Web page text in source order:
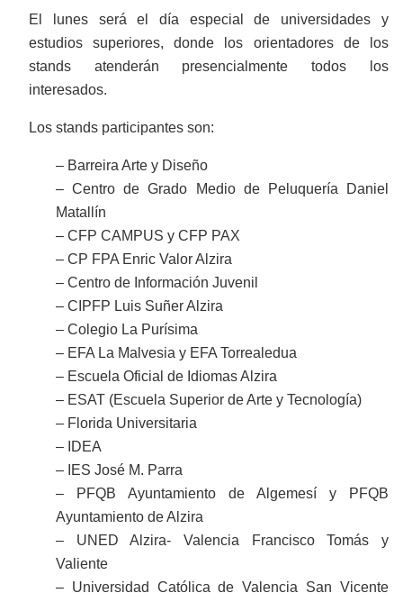
El lunes será el día especial de universidades y
estudios superiores, donde los orientadores de los
stands atenderán presencialmente todos los
interesados.
Los stands participantes son:
– Barreira Arte y Diseño
– Centro de Grado Medio de Peluquería Daniel
Matallín
– CFP CAMPUS y CFP PAX
– CP FPA Enric Valor Alzira
– Centro de Información Juvenil
– CIPFP Luis Suñer Alzira
– Colegio La Purísima
– EFA La Malvesia y EFA Torrealedua
– Escuela Oficial de Idiomas Alzira
– ESAT (Escuela Superior de Arte y Tecnología)
– Florida Universitaria
– IDEA
– IES José M. Parra
– PFQB Ayuntamiento de Algemesí y PFQB
Ayuntamiento de Alzira
– UNED Alzira- Valencia Francisco Tomás y
Valiente
– Universidad Católica de Valencia San Vicente